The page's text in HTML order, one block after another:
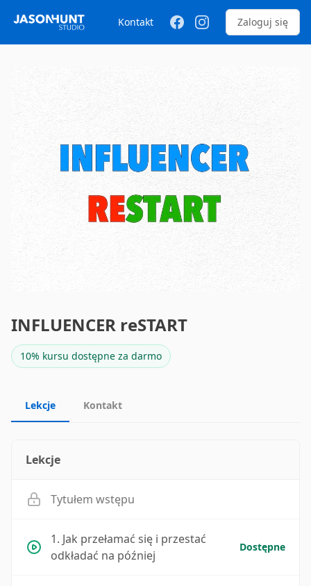
Kontakt Zaloguj się
INFLUENCER reSTART
10% kursu dostępne za darmo
Lekcje Kontakt
Lekcje
Tytułem wstępu
1. Jak przełamać się i przestać
odkładać na później
Dostępne